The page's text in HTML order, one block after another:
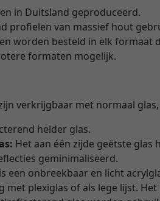
in Duitsland geproduceerd.
profielen van massief hout
worden besteld in elk formaat
formaten mogelijk.
verkrijgbaar met normaal
helder glas.
Het aan één zijde geëtste
geminimaliseerd.
een onbreekbaar en licht
met plexiglas of als lege lijst.